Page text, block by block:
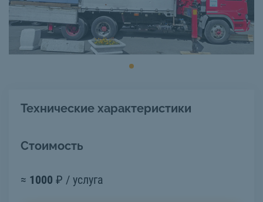
Технические характеристики
Стоимость
≈ 1000 ₽ / услуга